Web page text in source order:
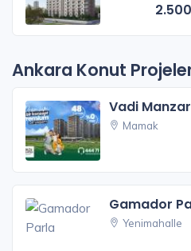
Ankara Konut
Vadi
Mamak
Gamador
Yenimahalle